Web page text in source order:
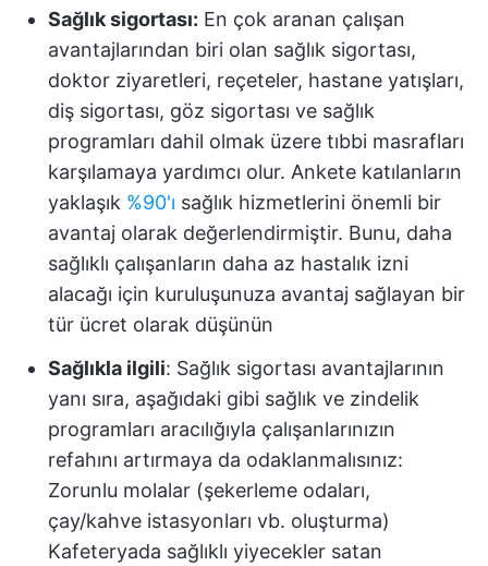
Sağlık sigortası: En çok aranan çalışan
avantajlarından biri olan sağlık sigortası,
doktor ziyaretleri, reçeteler, hastane yatışları,
diş sigortası, göz sigortası ve sağlık
programları dahil olmak üzere tıbbi masrafları
karşılamaya yardımcı olur. Ankete katılanların
yaklaşık %90'ı sağlık hizmetlerini önemli bir
avantaj olarak değerlendirmiştir. Bunu, daha
sağlıklı çalışanların daha az hastalık izni
alacağı için kuruluşunuza avantaj sağlayan bir
tür ücret olarak düşünün
Sağlıkla ilgili: Sağlık sigortası avantajlarının
yanı sıra, aşağıdaki gibi sağlık ve zindelik
programları aracılığıyla çalışanlarınızın
refahını artırmaya da odaklanmalısınız:
Zorunlu molalar (şekerleme odaları,
çay/kahve istasyonları vb. oluşturma)
Kafeteryada sağlıklı yiyecekler satan